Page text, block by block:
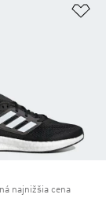
želaných
najnižšia cena